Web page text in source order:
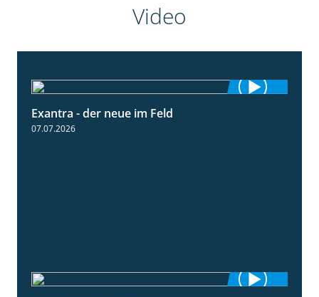
Video
Exantra - der neue im Feld
07.07.2026